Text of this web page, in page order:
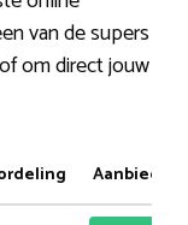
van de supers
om direct jouw